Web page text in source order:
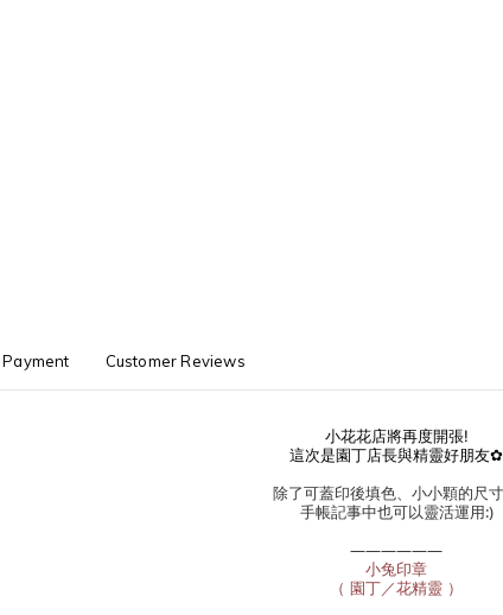
Customer Reviews
小花花店將再度開張!
這次是園丁店長與精靈好朋友✿
除了可蓋印後填色、小小顆的尺寸
手帳記事中也可以靈活運用:)
——————
小兔印章
（ 園丁／花精靈 ）